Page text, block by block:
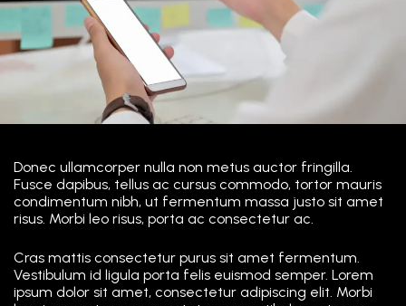
Donec ullamcorper nulla non metus auctor fringilla.
Fusce dapibus, tellus ac cursus commodo, tortor mauris
condimentum nibh, ut fermentum massa justo sit amet
risus. Morbi leo risus, porta ac consectetur ac.
Cras mattis consectetur purus sit amet fermentum.
Vestibulum id ligula porta felis euismod semper. Lorem
ipsum dolor sit amet, consectetur adipiscing elit. Morbi